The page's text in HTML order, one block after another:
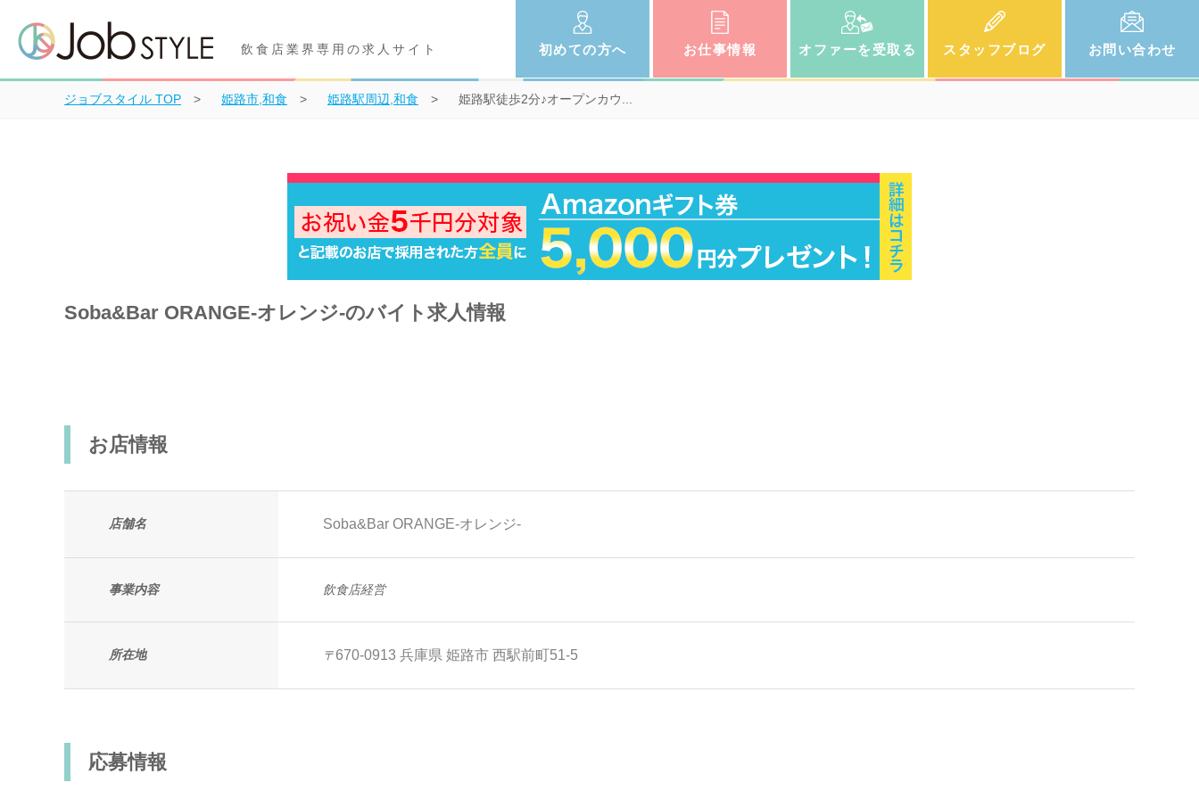
飲食店業界専用の求人サイト 初めての方へ お仕事情報 オファーを受取る スタッフブログ お問い合わせ
ジョブスタイル TOP 姫路市,和食 姫路駅周辺,和食 姫路駅徒歩2分♪オープンカウ...
Soba&Bar ORANGE-オレンジ-のバイト求人情報
お店情報
店舗名 Soba&Bar ORANGE-オレンジ-
事業内容 飲食店経営
所在地 〒670-0913 兵庫県 姫路市 西駅前町51-5
応募情報